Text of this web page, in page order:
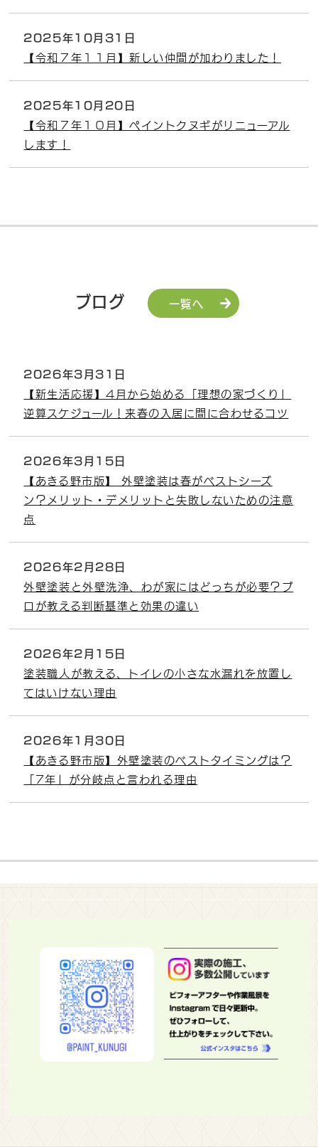
2025年10月31日
【令和７年１１月】新しい仲間が加わりました！
2025年10月20日
【令和７年１０月】ペイントクヌギがリニューアル
します！
ブログ 一覧へ
2026年3月31日
【新生活応援】4月から始める「理想の家づくり」
逆算スケジュール！来春の入居に間に合わせるコツ
2026年3月15日
【あきる野市版】 外壁塗装は春がベストシーズ
ン？メリット・デメリットと失敗しないための注意
点
2026年2月28日
外壁塗装と外壁洗浄、わが家にはどっちが必要？プ
ロが教える判断基準と効果の違い
2026年2月15日
塗装職人が教える、トイレの小さな水漏れを放置し
てはいけない理由
2026年1月30日
【あきる野市版】外壁塗装のベストタイミングは？
「7年」が分岐点と言われる理由